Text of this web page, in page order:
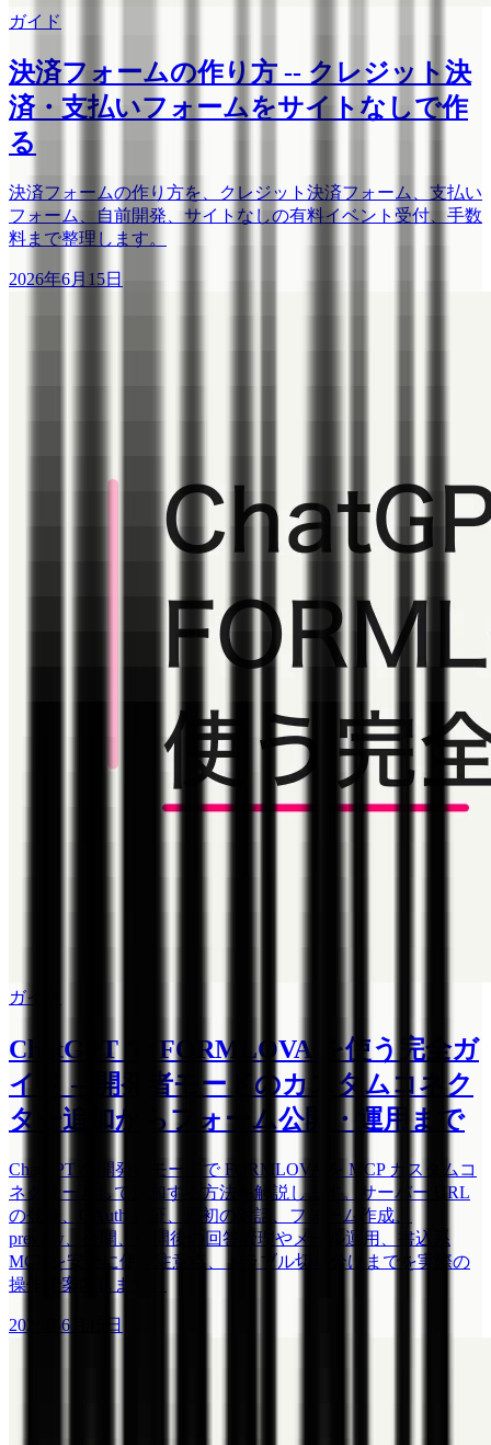
ガイド
決済フォームの作り方 -- クレジット決
済・支払いフォームをサイトなしで作
る
決済フォームの作り方を、クレジット決済フォーム、支払い
フォーム、自前開発、サイトなしの有料イベント受付、手数
料まで整理します。
2026年6月15日
ガイド
ChatGPT で FORMLOVA を使う完全ガ
イド -- 開発者モードのカスタムコネク
ター追加からフォーム公開・運用まで
ChatGPT の開発者モードで FORMLOVA を MCP カスタムコ
ネクターとして追加する方法を解説します。サーバー URL
の登録、OAuth 認証、最初の対話、フォーム作成、
preview、公開、公開後の回答管理やメール運用、書込系
MCP を安全に使う注意点、トラブル切り分けまでを実際の
操作で案内します。
2026年6月15日